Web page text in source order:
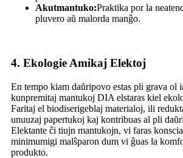
Akutmantuko:Praktika por la
pluvero aŭ malorda manĝo.
4. Ekologie Amikaj Elektoj
En tempo kiam daŭripovo estas pli grava ol
kunpremitaj mantukoj DIA elstaras kiel
Faritaj el biodiserigeblaj materialoj, ili
unuuzaj papertukoj kaj kontribuas al pli
Elektante ĉi tiujn mantukojn, vi faras
minimumigi malŝparon dum vi ĝuas la
produkto.